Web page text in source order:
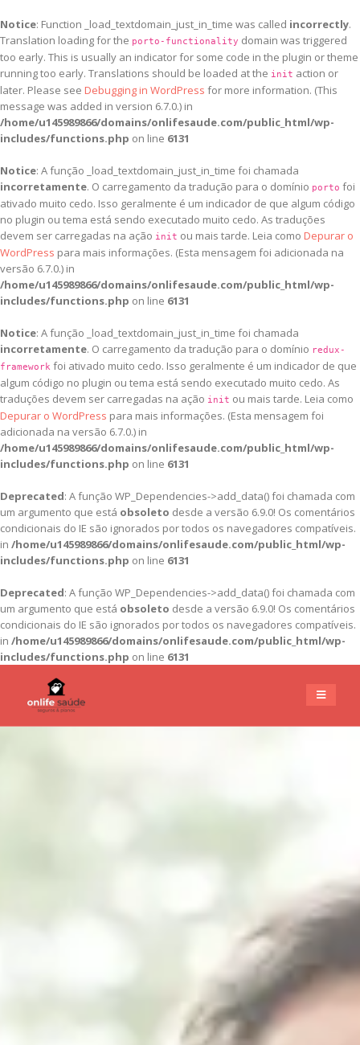
Notice: Function _load_textdomain_just_in_time was called incorrectly.
Translation loading for the porto-functionality domain was triggered
too early. This is usually an indicator for some code in the plugin or theme
running too early. Translations should be loaded at the init action or
later. Please see Debugging in WordPress for more information. (This
message was added in version 6.7.0.) in
/home/u145989866/domains/onlifesaude.com/public_html/wp-
includes/functions.php on line 6131
Notice: A função _load_textdomain_just_in_time foi chamada
incorretamente. O carregamento da tradução para o domínio porto foi
ativado muito cedo. Isso geralmente é um indicador de que algum código
no plugin ou tema está sendo executado muito cedo. As traduções
devem ser carregadas na ação init ou mais tarde. Leia como Depurar o
WordPress para mais informações. (Esta mensagem foi adicionada na
versão 6.7.0.) in
/home/u145989866/domains/onlifesaude.com/public_html/wp-
includes/functions.php on line 6131
Notice: A função _load_textdomain_just_in_time foi chamada
incorretamente. O carregamento da tradução para o domínio redux-
framework foi ativado muito cedo. Isso geralmente é um indicador de que
algum código no plugin ou tema está sendo executado muito cedo. As
traduções devem ser carregadas na ação init ou mais tarde. Leia como
Depurar o WordPress para mais informações. (Esta mensagem foi
adicionada na versão 6.7.0.) in
/home/u145989866/domains/onlifesaude.com/public_html/wp-
includes/functions.php on line 6131
Deprecated: A função WP_Dependencies->add_data() foi chamada com
um argumento que está obsoleto desde a versão 6.9.0! Os comentários
condicionais do IE são ignorados por todos os navegadores compatíveis.
in /home/u145989866/domains/onlifesaude.com/public_html/wp-
includes/functions.php on line 6131
Deprecated: A função WP_Dependencies->add_data() foi chamada com
um argumento que está obsoleto desde a versão 6.9.0! Os comentários
condicionais do IE são ignorados por todos os navegadores compatíveis.
in /home/u145989866/domains/onlifesaude.com/public_html/wp-
includes/functions.php on line 6131